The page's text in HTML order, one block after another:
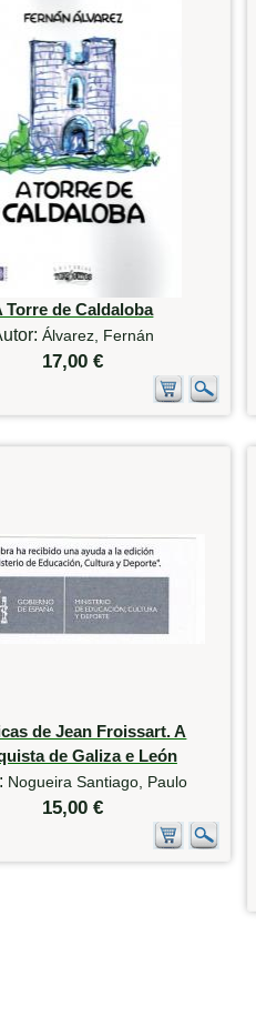
Torre de Caldaloba
Álvarez, Fernán
17,00 €
de Jean Froissart. A
de Galiza e León
Nogueira Santiago, Paulo
15,00 €